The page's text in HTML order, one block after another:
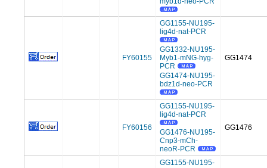
FY60155
GG1155-NU195-
lig4d-nat-PCR
GG1332-NU195-
Myb1-mNG-hyg-
PCR
GG1474-NU195-
bdz1d-neo-PCR
GG1474
FY60156
GG1155-NU195-
lig4d-nat-PCR
GG1476-NU195-
Cnp3-mCh-
neoR-PCR
GG1476
GG1155-NU195-